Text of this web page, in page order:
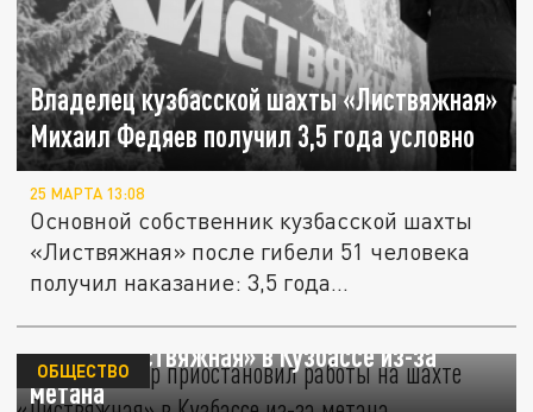
Владелец кузбасской шахты «Листвяжная»
Михаил Федяев получил 3,5 года условно
25 МАРТА 13:08
Основной собственник кузбасской шахты
«Листвяжная» после гибели 51 человека
получил наказание: 3,5 года...
Ростехнадзор приостановил работы на
шахте «Листвяжная» в Кузбассе из-за
метана
ОБЩЕСТВО